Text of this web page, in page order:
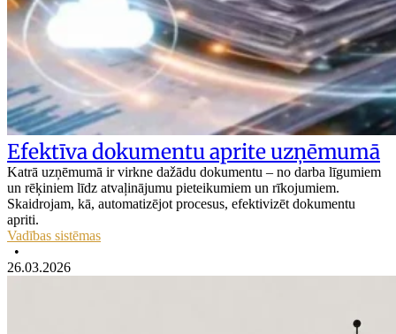
Efektīva dokumentu aprite uzņēmumā
Katrā uzņēmumā ir virkne dažādu dokumentu – no darba līgumiem
un rēķiniem līdz atvaļinājumu pieteikumiem un rīkojumiem.
Skaidrojam, kā, automatizējot procesus, efektivizēt dokumentu
apriti.
Vadības sistēmas
•
26.03.2026